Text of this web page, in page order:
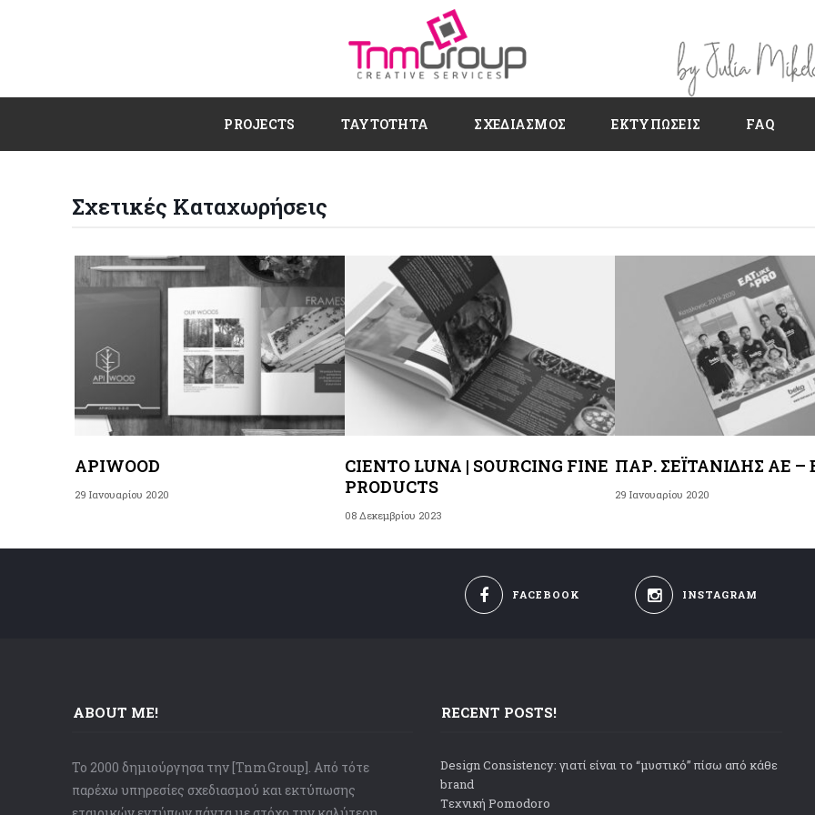
PROJECTS ΤΑΥΤΟΤΗΤΑ ΣΧΕΔΙΑΣΜΌΣ ΕΚΤΥΠΏΣΕΙΣ FAQ
Σχετικές Καταχωρήσεις
ΑPIWOOD
29 Ιανουαρίου 2020
CIENTO LUNA | SOURCING FINE
PRODUCTS
08 Δεκεμβρίου 2023
ΠΑΡ. ΣΕΪΤΑΝΊΔΗΣ ΑΕ –
29 Ιανουαρίου 2020
FACEBOOK INSTAGRAM
ABOUT ME!
Το 2000 δημιούργησα την [TnmGroup]. Από τότε
παρέχω υπηρεσίες σχεδιασμού και εκτύπωσης
RECENT POSTS!
Design Consistency: γιατί είναι το “μυστικό” πίσω από κάθε
brand
Tεχνική Pomodoro